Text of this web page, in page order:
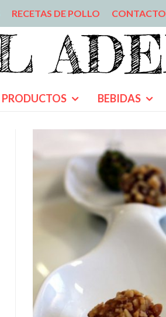
RECETAS DE POLLO CONTACTO
PRODUCTOS BEBIDAS